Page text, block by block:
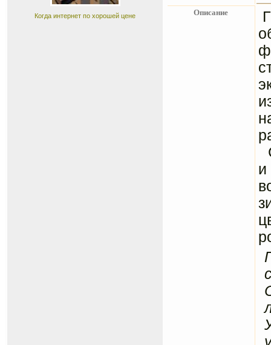
Когда интернет по хорошей цене Описание